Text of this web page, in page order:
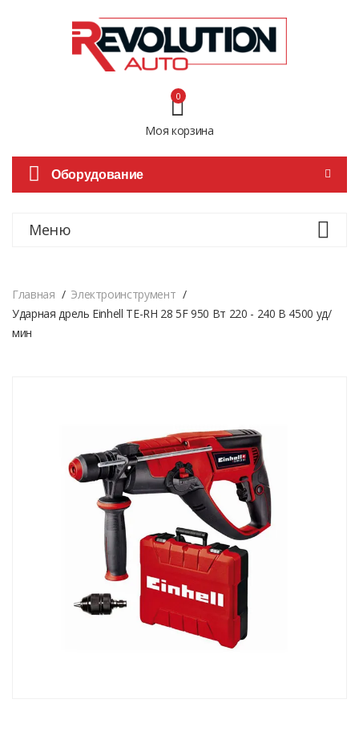
Моя корзина
0
Оборудование
Меню
Главная
Электроинструмент
Ударная дрель Einhell TE-RH 28 5F 950 Вт 220 - 240 В 4500 уд/
мин